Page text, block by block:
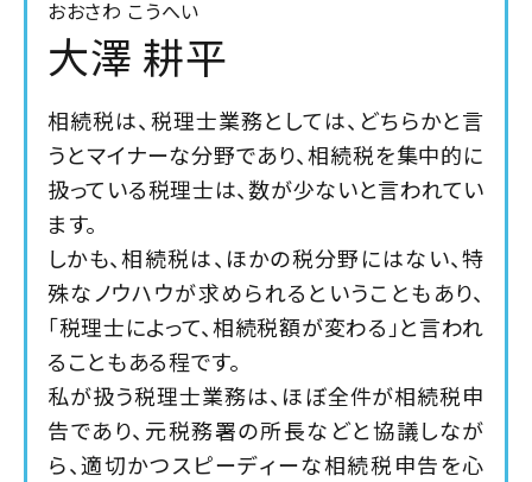
おおさわ こうへい
大澤 耕平
相続税は、税理士業務としては、どちらかと言
うとマイナーな分野であり、相続税を集中的に
扱っている税理士は、数が少ないと言われてい
ます。
しかも、相続税は、ほかの税分野にはない、特
殊なノウハウが求められるということもあり、
「税理士によって、相続税額が変わる」と言われ
ることもある程です。
私が扱う税理士業務は、ほぼ全件が相続税申
告であり、元税務署の所長などと協議しなが
ら、適切かつスピーディーな相続税申告を心